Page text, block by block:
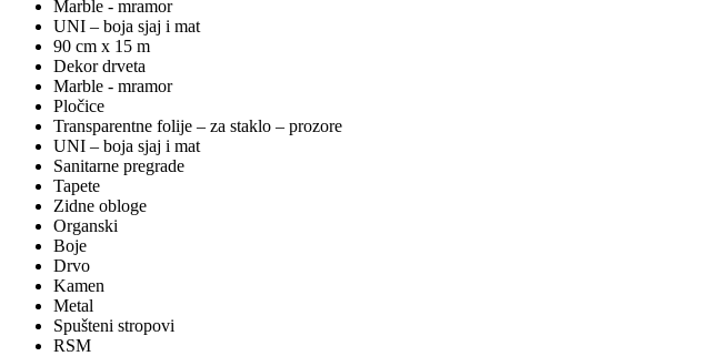
Marble - mramor
UNI – boja sjaj i mat
90 cm x 15 m
Dekor drveta
Marble - mramor
Pločice
Transparentne folije – za staklo – prozore
UNI – boja sjaj i mat
Sanitarne pregrade
Tapete
Zidne obloge
Organski
Boje
Drvo
Kamen
Metal
Spušteni stropovi
RSM